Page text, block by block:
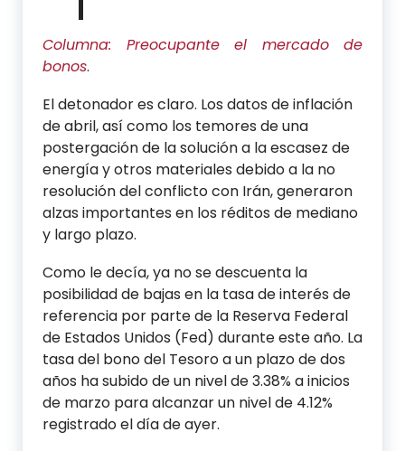
Columna: Preocupante el mercado de
bonos.
El detonador es claro. Los datos de inflación
de abril, así como los temores de una
postergación de la solución a la escasez de
energía y otros materiales debido a la no
resolución del conflicto con Irán, generaron
alzas importantes en los réditos de mediano
y largo plazo.
Como le decía, ya no se descuenta la
posibilidad de bajas en la tasa de interés de
referencia por parte de la Reserva Federal
de Estados Unidos (Fed) durante este año. La
tasa del bono del Tesoro a un plazo de dos
años ha subido de un nivel de 3.38% a inicios
de marzo para alcanzar un nivel de 4.12%
registrado el día de ayer.